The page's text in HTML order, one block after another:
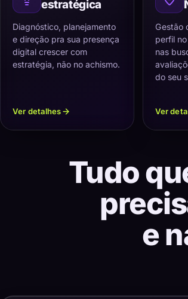
estratégica
Diagnóstico, planejamento
e direção pra sua presença
digital crescer com
estratégia, não no achismo.
Ver detalhes
Gestão
perfil
nas
do seu
Ver
Tudo
e